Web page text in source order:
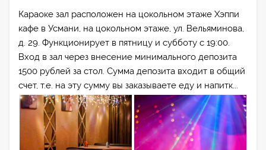
Караоке зал расположен на цокольном этаже Хэппи
кафе в Усмани, на цокольном этаже, ул. Вельяминова,
д. 29. Функционирует в пятницу и субботу с 19:00.
Вход в зал через внесение минимального депозита
1500 рублей за стол. Сумма депозита входит в общий
счет, т.е. на эту сумму вы заказываете еду и напитк...